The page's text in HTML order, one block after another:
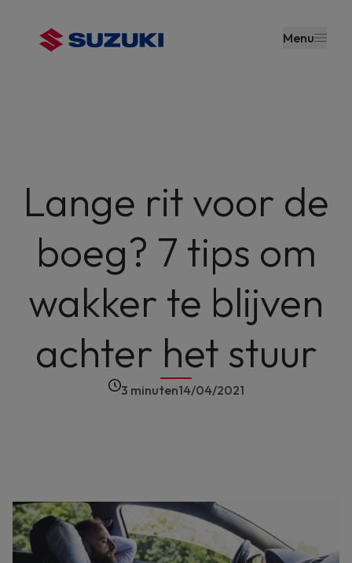
de inhoud
gaan
Menu
Lange rit voor de
boeg? 7 tips om
wakker te blijven
achter het stuur
3 minuten14/04/2021